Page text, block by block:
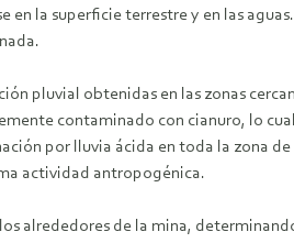
la superficie terrestre y en las
pluvial obtenidas en las zonas
contaminado con cianuro, lo
por lluvia ácida en toda la zona
actividad antropogénica.
alrededores de la mina,